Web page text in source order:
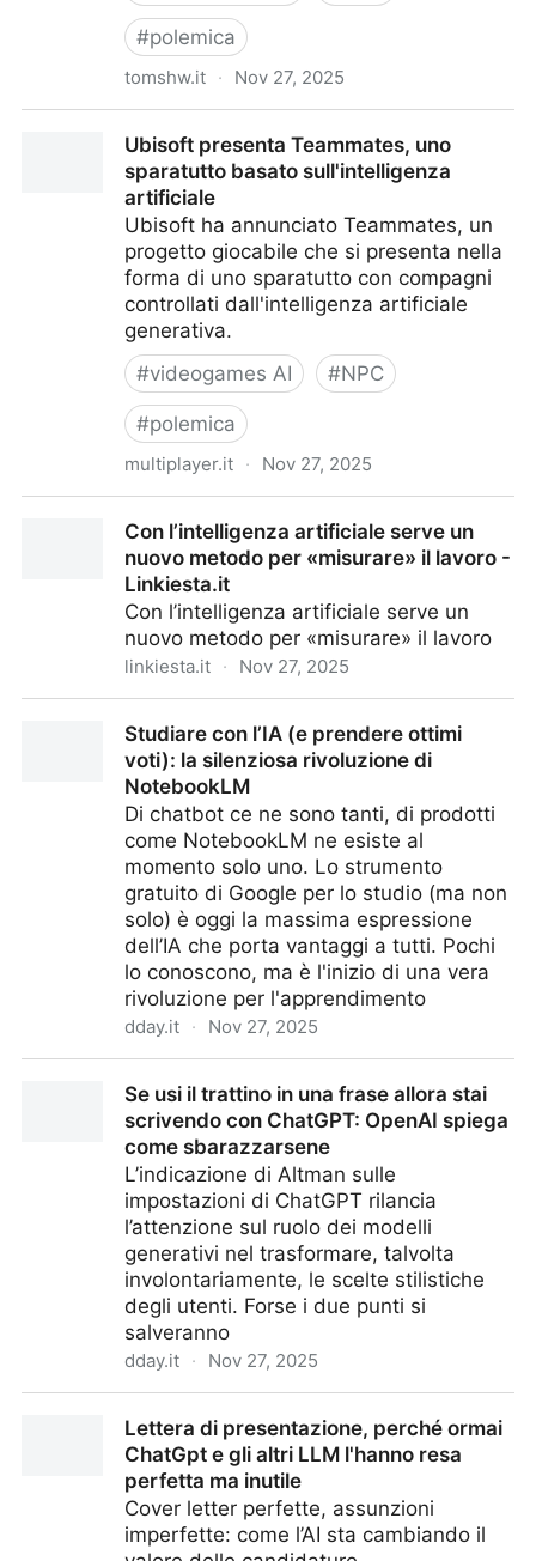
#polemica
tomshw.it · Nov 27, 2025
i videogiochiUbisoft presenta Teammates, uno
sparatutto basato sull'intelligenza
artificiale
Ubisoft ha annunciato Teammates, un
progetto giocabile che si presenta nella
forma di uno sparatutto con compagni
controllati dall'intelligenza artificiale
generativa.
#videogames AI #NPC
#polemica
multiplayer.it · Nov 27, 2025
sull'intelligenza artificiale
Con l’intelligenza artificiale serve un
nuovo metodo per «misurare» il lavoro -
Linkiesta.it
Con l’intelligenza artificiale serve un
nuovo metodo per «misurare» il lavoro
linkiesta.it · Nov 27, 2025
per «misurare» il lavoro - Linkiesta.it
Studiare con l’IA (e prendere ottimi
voti): la silenziosa rivoluzione di
NotebookLM
Di chatbot ce ne sono tanti, di prodotti
come NotebookLM ne esiste al
momento solo uno. Lo strumento
gratuito di Google per lo studio (ma non
solo) è oggi la massima espressione
dell’IA che porta vantaggi a tutti. Pochi
lo conoscono, ma è l'inizio di una vera
rivoluzione per l'apprendimento
dday.it · Nov 27, 2025
rivoluzione di NotebookLM
Se usi il trattino in una frase allora stai
scrivendo con ChatGPT: OpenAI spiega
come sbarazzarsene
L’indicazione di Altman sulle
impostazioni di ChatGPT rilancia
l’attenzione sul ruolo dei modelli
generativi nel trasformare, talvolta
involontariamente, le scelte stilistiche
degli utenti. Forse i due punti si
salveranno
dday.it · Nov 27, 2025
ChatGPT: OpenAI spiega come sbarazzarsene
Lettera di presentazione, perché ormai
ChatGpt e gli altri LLM l'hanno resa
perfetta ma inutile
Cover letter perfette, assunzioni
imperfette: come l’AI sta cambiando il